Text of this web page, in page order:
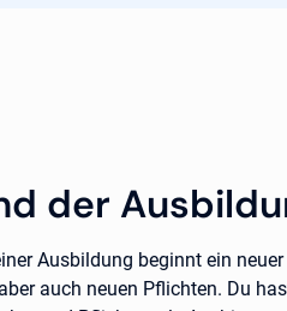
der
Ausbildung beginnt ein
auch neuen Pflichten. Du